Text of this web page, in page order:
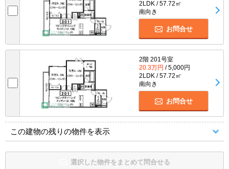
2LDK / 57.72㎡
南向き
お問合せ
2階 201号室
20.3万円 / 5,000円
2LDK / 57.72㎡
南向き
お問合せ
この建物の残りの物件を表示
選択した物件をまとめて問合せる